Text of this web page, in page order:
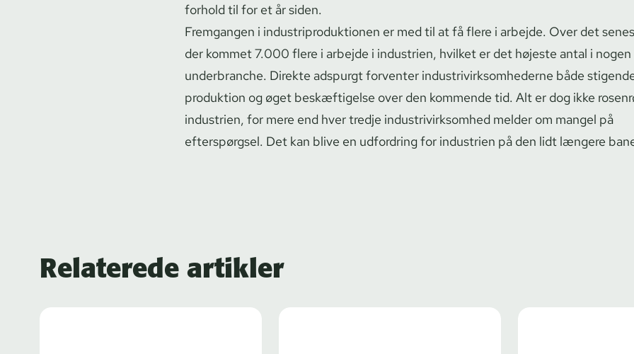
forhold til for et år siden.
Fremgangen i in­du­stri­pro­duk­tio­nen er med til at få flere i arbejde. Over det
der kommet 7.000 flere i arbejde i industrien, hvilket er det højeste antal i nogen
underbranche. Direkte adspurgt forventer in­du­stri­virk­som­he­der­ne både
produktion og øget beskæftigelse over den kommende tid. Alt er dog ikke
industrien, for mere end hver tredje in­du­stri­virk­som­hed melder om mangel på
efterspørgsel. Det kan blive en udfordring for industrien på den lidt længere
Relaterede artikler